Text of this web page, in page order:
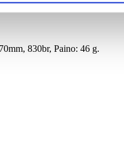
830br, Paino: 46 g.